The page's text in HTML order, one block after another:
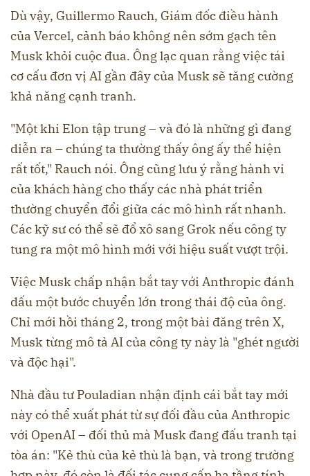
Dù vậy, Guillermo Rauch, Giám đốc điều hành
của Vercel, cảnh báo không nên sớm gạch tên
Musk khỏi cuộc đua. Ông lạc quan rằng việc tái
cơ cấu đơn vị AI gần đây của Musk sẽ tăng cường
khả năng cạnh tranh.
"Một khi Elon tập trung – và đó là những gì đang
diễn ra – chúng ta thường thấy ông ấy thể hiện
rất tốt," Rauch nói. Ông cũng lưu ý rằng hành vi
của khách hàng cho thấy các nhà phát triển
thường chuyển đổi giữa các mô hình rất nhanh.
Các kỹ sư có thể sẽ đổ xô sang Grok nếu công ty
tung ra một mô hình mới với hiệu suất vượt trội.
Việc Musk chấp nhận bắt tay với Anthropic đánh
dấu một bước chuyển lớn trong thái độ của ông.
Chỉ mới hồi tháng 2, trong một bài đăng trên X,
Musk từng mô tả AI của công ty này là "ghét người
và độc hại".
Nhà đầu tư Pouladian nhận định cái bắt tay mới
này có thể xuất phát từ sự đối đầu của Anthropic
với OpenAI – đối thủ mà Musk đang đấu tranh tại
tòa án: "Kẻ thù của kẻ thù là bạn, và trong trường